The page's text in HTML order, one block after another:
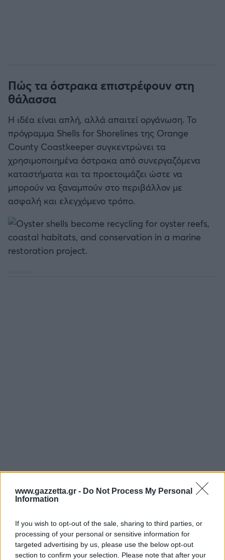
www.gazzetta.gr - Do Not Process My Personal
Information
If you wish to opt-out of the sale, sharing to third parties, or
processing of your personal or sensitive information for
targeted advertising by us, please use the below opt-out
section to confirm your selection. Please note that after your
Πώς τα όστρακα επιστρέφουν στη
θάλασσα
Η ιδέα είναι απλή, αλλά απαιτεί οργάνωση. Το
πρόγραμμα Shells for Shorelines της Orange
County Coastkeeper συγκεντρώνει τα
χρησιμοποιημένα όστρακα από συνεργαζόμενα
καταστήματα και τα προετοιμάζει ώστε να
μπορούν να ξαναμπούν στο περιβάλλον με
ασφαλή και ελεγχόμενο τρόπο.